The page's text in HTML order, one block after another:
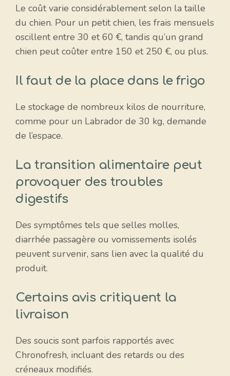
Le coût varie considérablement selon la taille
du chien. Pour un petit chien, les frais mensuels
oscillent entre 30 et 60 €, tandis qu’un grand
chien peut coûter entre 150 et 250 €, ou plus.
Il faut de la place dans le frigo
Le stockage de nombreux kilos de nourriture,
comme pour un Labrador de 30 kg, demande
de l’espace.
La transition alimentaire peut
provoquer des troubles
digestifs
Des symptômes tels que selles molles,
diarrhée passagère ou vomissements isolés
peuvent survenir, sans lien avec la qualité du
produit.
Certains avis critiquent la
livraison
Des soucis sont parfois rapportés avec
Chronofresh, incluant des retards ou des
créneaux modifiés.